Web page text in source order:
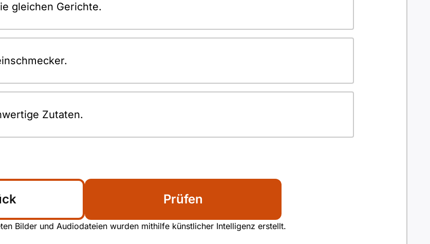
gleichen Gerichte.
Zutaten.
Prüfen
Bilder und Audiodateien wurden mithilfe künstlicher Intelligenz erstellt.